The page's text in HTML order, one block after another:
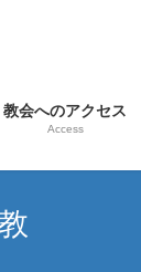
教会へのアクセス
Access